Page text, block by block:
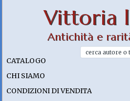
Vittoria
Antichità e
CATALOGO
CHI SIAMO
CONDIZIONI DI VENDITA